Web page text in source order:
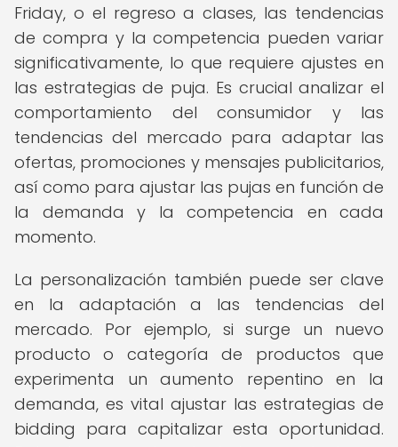
Friday, o el regreso a clases, las tendencias
de compra y la competencia pueden variar
significativamente, lo que requiere ajustes en
las estrategias de puja. Es crucial analizar el
comportamiento del consumidor y las
tendencias del mercado para adaptar las
ofertas, promociones y mensajes publicitarios,
así como para ajustar las pujas en función de
la demanda y la competencia en cada
momento.
La personalización también puede ser clave
en la adaptación a las tendencias del
mercado. Por ejemplo, si surge un nuevo
producto o categoría de productos que
experimenta un aumento repentino en la
demanda, es vital ajustar las estrategias de
bidding para capitalizar esta oportunidad.